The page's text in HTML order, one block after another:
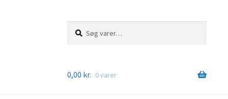
efter:
0,00 kr. 0 varer